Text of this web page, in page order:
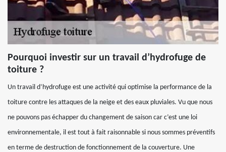
Pourquoi investir sur un travail d’hydrofuge de
toiture ?
Un travail d’hydrofuge est une activité qui optimise la performance de la
toiture contre les attaques de la neige et des eaux pluviales. Vu que nous
ne pouvons pas échapper du changement de saison car c’est une loi
environnementale, il est tout à fait raisonnable si nous sommes préventifs
en terme de destruction de fonctionnement de la couverture. Une